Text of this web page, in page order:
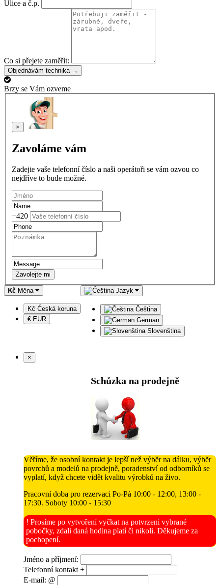
Ulice a č.p.
Co si přejete zaměřit:
Objednávám technika →
Brzy se Vám ozveme
×
Zavoláme vám
Zadejte vaše telefonní číslo a naši operátoři se vám ozvou co
nejdříve to bude možné.
+420
Zavolejte mi
Kč Měna
Kč Česká koruna
€ EUR
Jazyk
Čeština
German
Slovenština
×
Schůzka na prodejně
Věříme, že osobní kontakt je lepší než výběr na dálku, výběr
povrchů a modelů na prodejně, poradenství od odborníků se
vyplatí, když chcete vidět kvalitu výrobků na živo.
Pracovní doba pro rezervaci Po-Pá 10:00 - 12:00, 13:00 -
17:30. Soboty 10:00 - 15:30
! Prosíme po vytvoření vyčkat na potvrzení vybrané
pobočky, zdali daná hodina platí či nikoli. Děkujeme za
pochopení.
Jméno a příjmení:
Telefonní kontakt +
E-mail: @